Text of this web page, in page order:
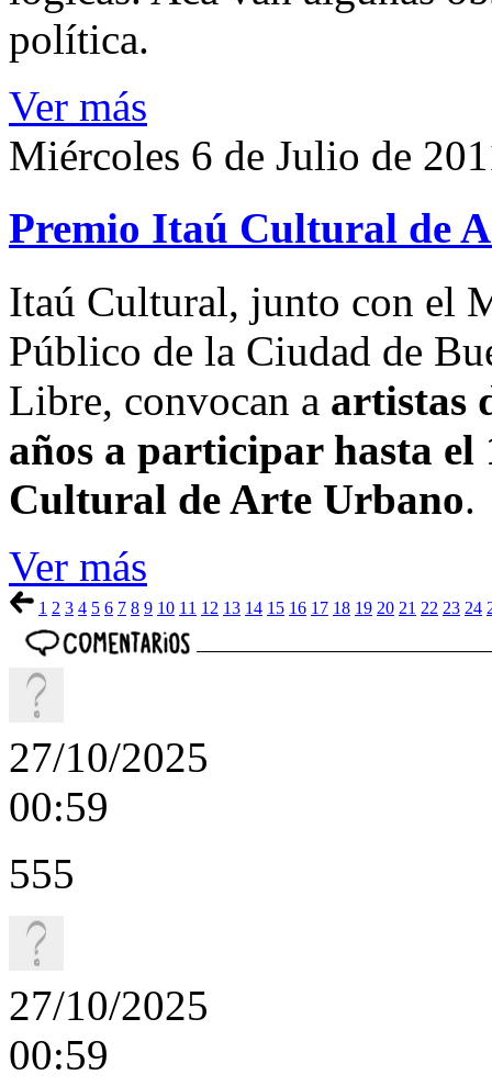
política.
Ver más
Miércoles 6 de Julio de
Premio Itaú Cultural de
Itaú Cultural, junto con el
Público de la Ciudad de
Libre, convocan a artistas
años a participar hasta el
Cultural de Arte Urbano.
Ver más
1 2 3 4 5 6 7 8 9 10 11 12 13 14 15 16 17 18 19 20 21 22 23 24
27/10/2025
00:59
555
27/10/2025
00:59